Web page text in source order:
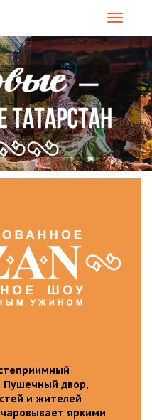
Пушечный двор,
и жителей
яркими